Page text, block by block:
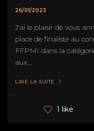
26/01/2023
J'ai le plaisir de vous
place de finaliste au
FFPMI dans la
aux...
LIRE LA SUITE
1 like